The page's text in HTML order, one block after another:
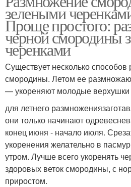
зелеными
Проще простого:
черной смородины
черенками
Существует несколько
смородины. Летом ее
— укореняют молодые верхушки
для летнего
они только начинают
конец июня - начало июля.
укоренения желательно в
утром. Лучше всего укоренять
здоровых веток смородины, с
приростом.